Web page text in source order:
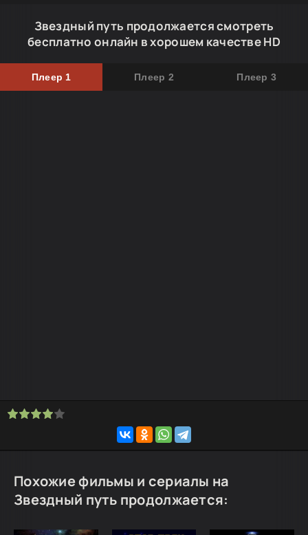
Звездный путь продолжается смотреть
бесплатно онлайн в хорошем качестве HD
Плеер 1 Плеер 2 Плеер 3
Похожие фильмы и сериалы на
Звездный путь продолжается: